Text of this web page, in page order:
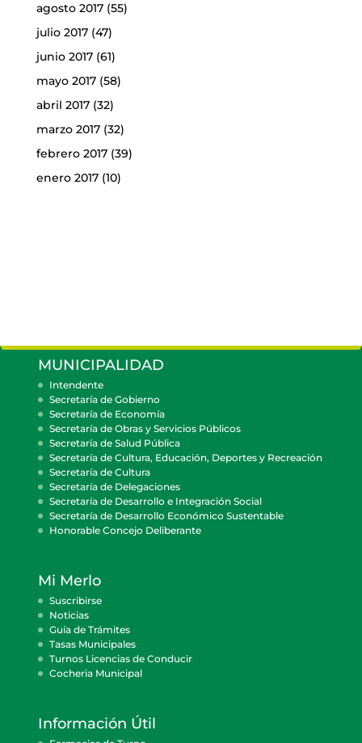
agosto 2017(55)
julio 2017(47)
junio 2017(61)
mayo 2017(58)
abril 2017(32)
marzo 2017(32)
febrero 2017(39)
enero 2017(10)
MUNICIPALIDAD
Intendente
Secretaría de Gobierno
Secretaría de Economía
Secretaría de Obras y Servicios Públicos
Secretaría de Salud Pública
Secretaría de Cultura, Educación, Deportes y Recreación
Secretaría de Cultura
Secretaría de Delegaciones
Secretaría de Desarrollo e Integración Social
Secretaría de Desarrollo Económico Sustentable
Honorable Concejo Deliberante
Mi Merlo
Suscribirse
Noticias
Guía de Trámites
Tasas Municipales
Turnos Licencias de Conducir
Cocheria Municipal
Información Útil